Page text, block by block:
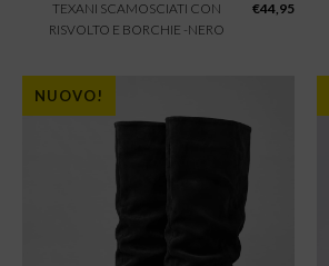
TEXANI SCAMOSCIATI CON
RISVOLTO E BORCHIE -NERO
€44,95
NUOVO!